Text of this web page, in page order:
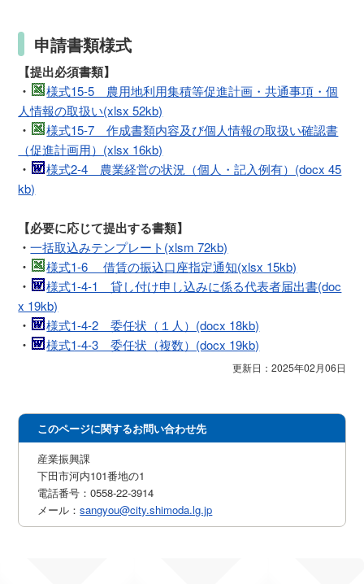
申請書類様式
【提出必須書類】
・
様式15-5 農用地利用集積等促進計画・共通事項・個
人情報の取扱い(xlsx 52kb)
・
様式15-7 作成書類内容及び個人情報の取扱い確認書
（促進計画用）(xlsx 16kb)
・
様式2-4 農業経営の状況（個人・記入例有）(docx 45
kb)
【必要に応じて提出する書類】
・一括取込みテンプレート(xlsm 72kb)
・ 様式1-6 借賃の振込口座指定通知(xlsx 15kb)
・
様式1-4-1 貸し付け申し込みに係る代表者届出書(doc
x 19kb)
・ 様式1-4-2 委任状（１人）(docx 18kb)
・ 様式1-4-3 委任状（複数）(docx 19kb)
更新日：2025年02月06日
このページに関するお問い合わせ先
産業振興課
下田市河内101番地の1
電話番号：0558-22-3914
メール：sangyou@city.shimoda.lg.jp